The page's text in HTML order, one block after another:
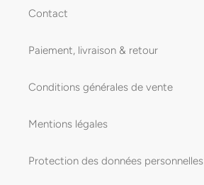
Contact
Paiement, livraison & retour
Conditions générales de vente
Mentions légales
Protection des données personnelles